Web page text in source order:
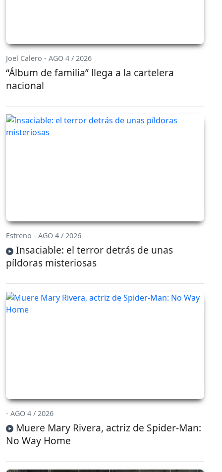
Joel Calero - AGO 4 / 2026
“Álbum de familia” llega a la cartelera
nacional
Estreno - AGO 4 / 2026
Insaciable: el terror detrás de unas
píldoras misteriosas
- AGO 4 / 2026
Muere Mary Rivera, actriz de Spider-Man:
No Way Home